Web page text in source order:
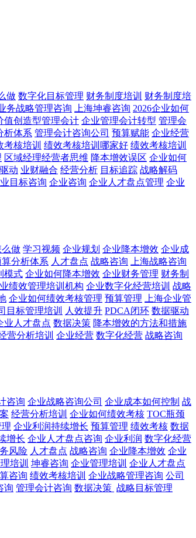
做 数字化目标管理 财务制度培训 财务制度培
务战略管理咨询 上海坤睿咨询 2026企业如何
值创造型管理会计 企业管理会计转型 管理会
析体系 管理会计咨询公司 预算赋能 企业经营
考核培训 绩效考核培训哪家好 绩效考核培训
区域经理经营者思维 降本增效误区 企业如何
动 业财融合 经营分析 目标追踪 战略解码
目标咨询 企业咨询 企业人才盘点管理 企业
做 学习视频 企业规划 企业降本增效 企业成
算分析体系 人才盘点 战略咨询
上海战略咨询
模式 企业如何降本增效 企业财务管理 财务制
绩效管理培训机构 企业数字化经营培训 战略
企业如何绩效考核管理 预算管理
上海企业管
目标管理培训 人效提升 PDCA闭环 数据驱动
业人才盘点 数据决策 降本增效的方法和措施
营分析培训 企业经营 数字化经营 战略咨询
咨询 企业战略咨询公司 企业成本如何控制 战
经营分析培训 企业如何绩效考核 TOC瓶颈
企业利润持续增长 预算管理 绩效考核 数据
增长 企业人才盘点咨询 企业利润 数字化经营
风险 人才盘点 战略咨询 企业降本增效 企业
培训 坤睿咨询 企业管理培训 企业人才盘点
咨询 绩效考核培训 企业战略管理咨询 公司
询 管理会计咨询 数据决策 战略目标管理